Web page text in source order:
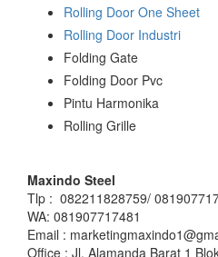
Rolling Door One Sheet
Rolling Door Industri
Folding Gate
Folding Door Pvc
Pintu Harmonika
Rolling Grille
Maxindo Steel
Tlp : 082211828759/
WA: 081907717481
Email :
Office : Jl. Alamanda Barat 1